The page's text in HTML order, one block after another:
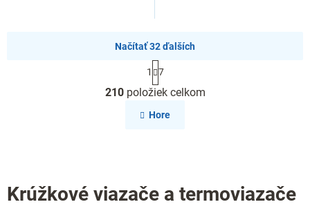
O
v
l
e
p
Načítať 32 ďalších
S
t
r
á
n
e
1 7
210položiek celkom
Hore
Krúžkové viazače a termoviazače